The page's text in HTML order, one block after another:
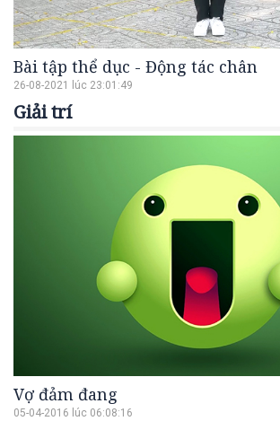
Bài tập thể dục - Động tác chân
26-08-2021 lúc 23:01:49
Giải trí
Vợ đảm đang
05-04-2016 lúc 06:08:16